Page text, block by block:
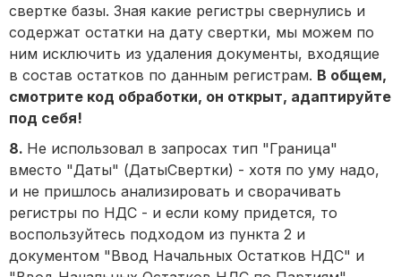
свертке базы. Зная какие регистры свернулись и
содержат остатки на дату свертки, мы можем по
ним исключить из удаления документы, входящие
в состав остатков по данным регистрам. В общем,
смотрите код обработки, он открыт, адаптируйте
под себя!
8. Не использовал в запросах тип "Граница"
вместо "Даты" (ДатыСвертки) - хотя по уму надо,
и не пришлось анализировать и сворачивать
регистры по НДС - и если кому придется, то
воспользуйтесь подходом из пункта 2 и
документом "Ввод Начальных Остатков НДС" и